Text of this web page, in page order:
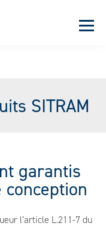
SITRAM
garantis
l’article L.211-7 du